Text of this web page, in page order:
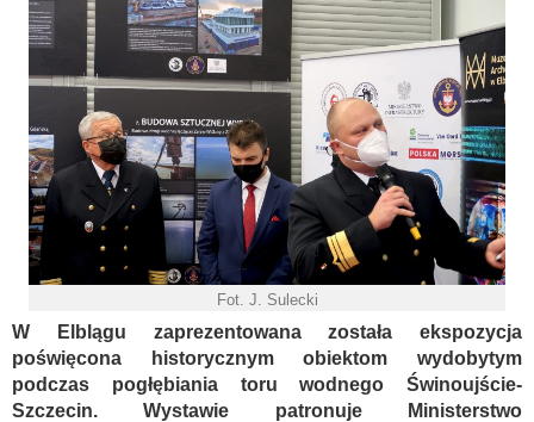
Fot. J. Sulecki
W Elblągu zaprezentowana została ekspozycja
poświęcona historycznym obiektom wydobytym
podczas pogłębiania toru wodnego Świnoujście-
Szczecin. Wystawie patronuje Ministerstwo